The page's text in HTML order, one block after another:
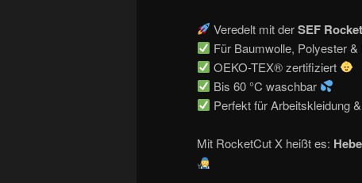
Veredelt mit derSEF
Für Baumwolle, Polyester
OEKO-TEX® zertifiziert
Bis 60 °C waschbar
Perfekt für Arbeitskleidung
Mit RocketCut X heißt es: